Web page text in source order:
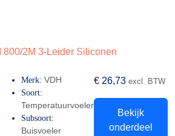
Merk: VDH
Soort:
Temperatuurvoeler
Subsoort:
Buisvoeler
€ 26,73 excl. BTW
Bekijk
onderdeel